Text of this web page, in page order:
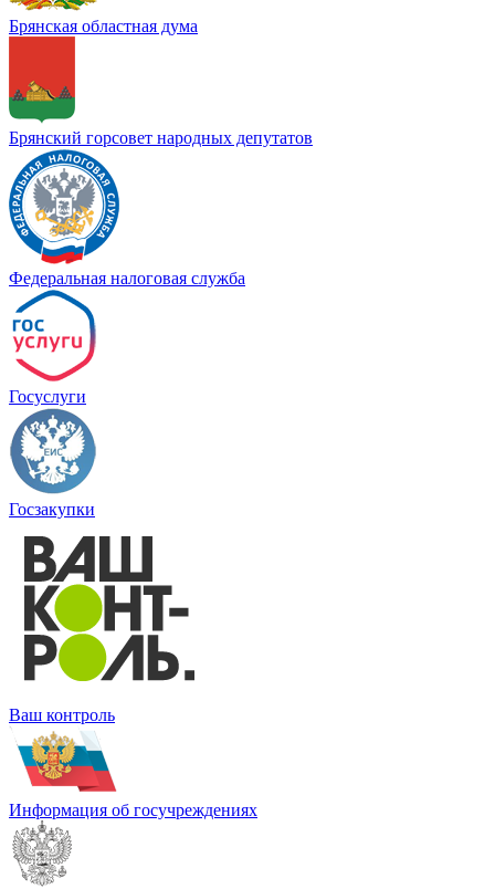
Брянская областная дума
Брянский горсовет народных депутатов
Федеральная налоговая служба
Госуслуги
Госзакупки
Ваш контроль
Информация об госучреждениях